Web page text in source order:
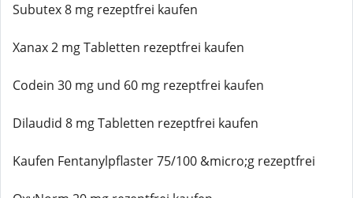
Subutex 8 mg rezeptfrei kaufen
Xanax 2 mg Tabletten rezeptfrei kaufen
Codein 30 mg und 60 mg rezeptfrei kaufen
Dilaudid 8 mg Tabletten rezeptfrei kaufen
Kaufen Fentanylpflaster 75/100 &micro;g rezeptfrei